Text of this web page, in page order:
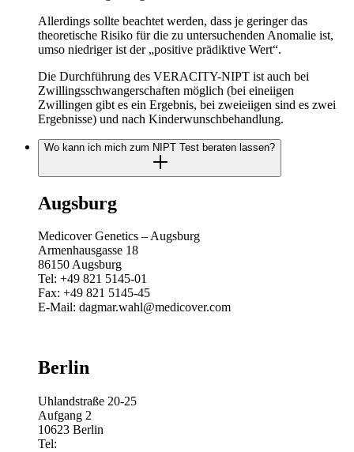
Allerdings sollte beachtet werden, dass je geringer das
theoretische Risiko für die zu untersuchenden Anomalie ist,
umso niedriger ist der „positive prädiktive Wert“.
Die Durchführung des VERACITY-NIPT ist auch bei
Zwillingsschwangerschaften möglich (bei eineiigen
Zwillingen gibt es ein Ergebnis, bei zweieiigen sind es zwei
Ergebnisse) und nach Kinderwunschbehandlung.
Wo kann ich mich zum NIPT Test beraten lassen?
Augsburg
Medicover Genetics – Augsburg
Armenhausgasse 18
86150 Augsburg
Tel: +49 821 5145-01
Fax: +49 821 5145-45
E-Mail: dagmar.wahl@medicover.com
Berlin
Uhlandstraße 20-25
Aufgang 2
10623 Berlin
Tel: